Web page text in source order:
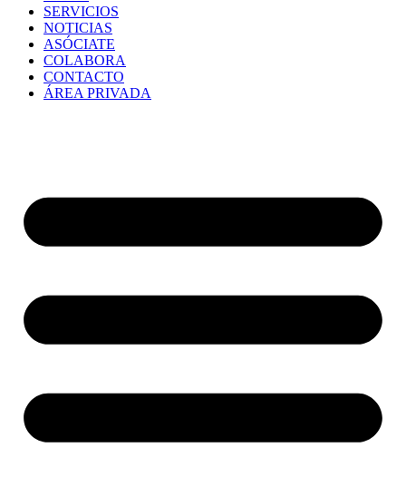
SERVICIOS
NOTICIAS
ASÓCIATE
COLABORA
CONTACTO
ÁREA PRIVADA